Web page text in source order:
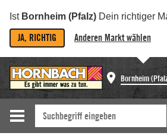
Ist Bornheim (Pfalz) Dein richtiger
JA, RICHTIG Anderen Markt wählen
Bornheim